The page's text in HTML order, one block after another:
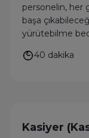
personelin, her
başa
yürütebilme
40 dakika
Kasiyer